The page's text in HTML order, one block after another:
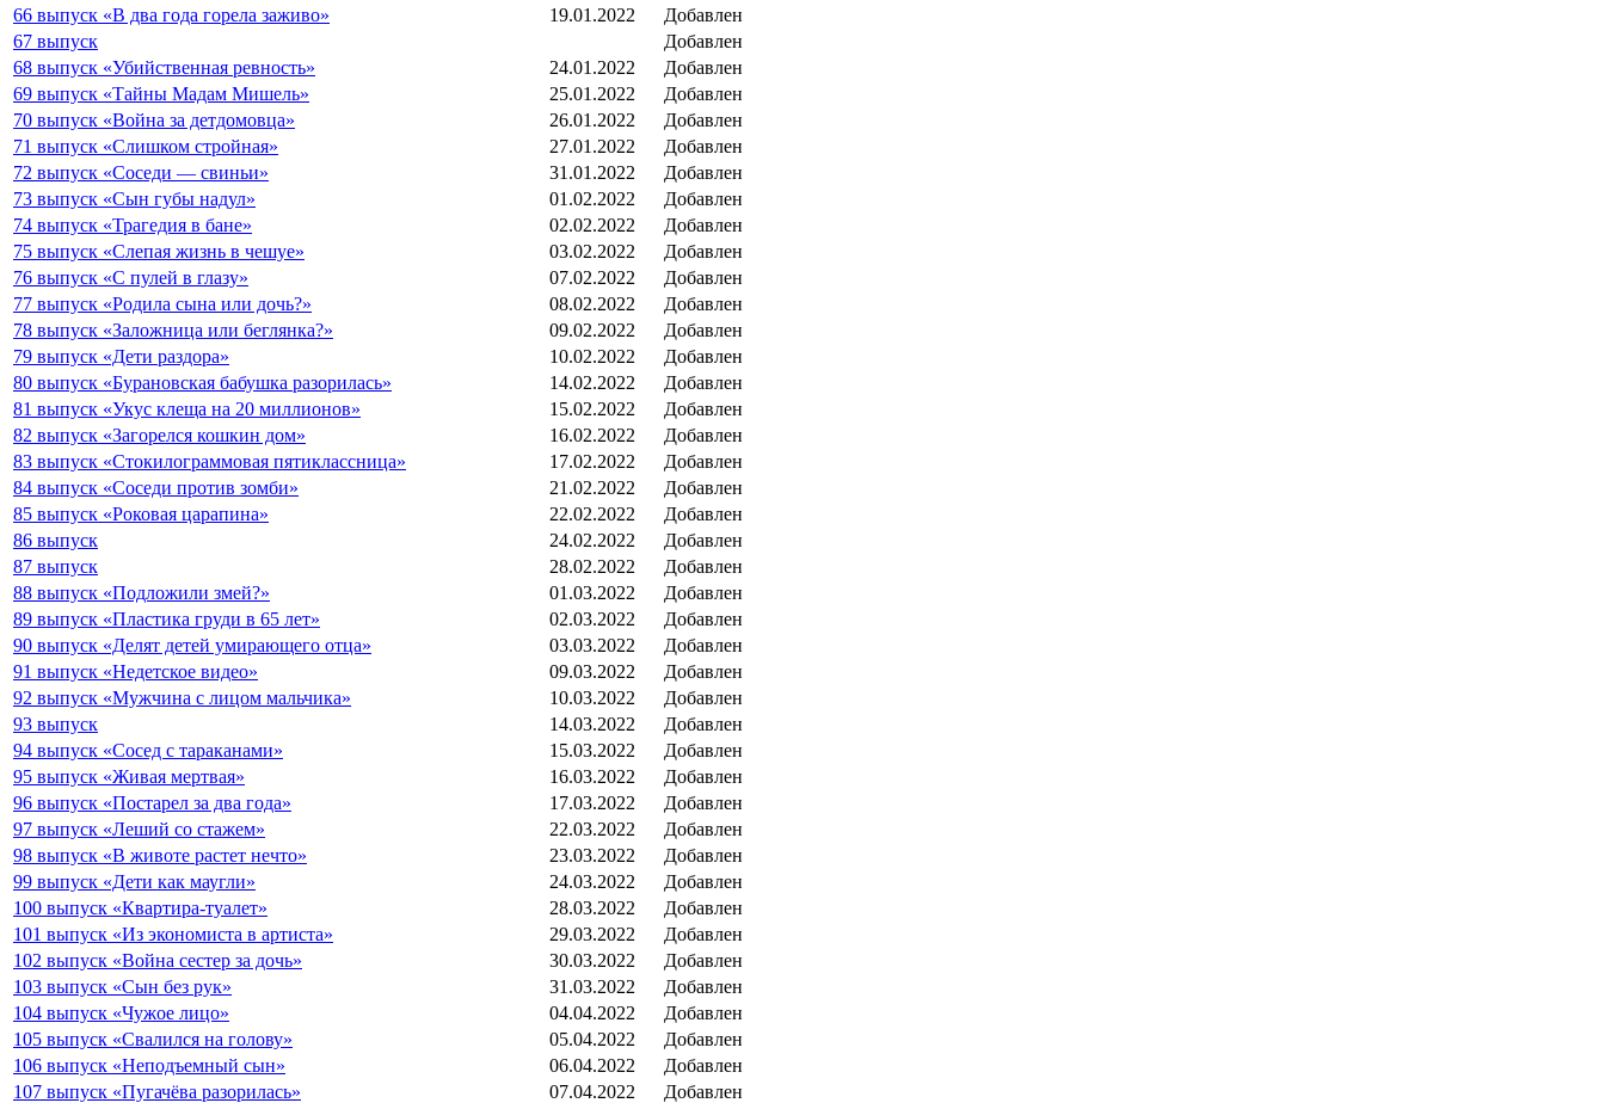
66 выпуск «В два года горела заживо»
19.01.2022
Добавлен
67 выпуск
Добавлен
68 выпуск «Убийственная ревность»
24.01.2022
Добавлен
69 выпуск «Тайны Мадам Мишель»
25.01.2022
Добавлен
70 выпуск «Война за детдомовца»
26.01.2022
Добавлен
71 выпуск «Слишком стройная»
27.01.2022
Добавлен
72 выпуск «Соседи — свиньи»
31.01.2022
Добавлен
73 выпуск «Сын губы надул»
01.02.2022
Добавлен
74 выпуск «Трагедия в бане»
02.02.2022
Добавлен
75 выпуск «Слепая жизнь в чешуе»
03.02.2022
Добавлен
76 выпуск «С пулей в глазу»
07.02.2022
Добавлен
77 выпуск «Родила сына или дочь?»
08.02.2022
Добавлен
78 выпуск «Заложница или беглянка?»
09.02.2022
Добавлен
79 выпуск «Дети раздора»
10.02.2022
Добавлен
80 выпуск «Бурановская бабушка разорилась»
14.02.2022
Добавлен
81 выпуск «Укус клеща на 20 миллионов»
15.02.2022
Добавлен
82 выпуск «Загорелся кошкин дом»
16.02.2022
Добавлен
83 выпуск «Стокилограммовая пятиклассница»
17.02.2022
Добавлен
84 выпуск «Соседи против зомби»
21.02.2022
Добавлен
85 выпуск «Роковая царапина»
22.02.2022
Добавлен
86 выпуск
24.02.2022
Добавлен
87 выпуск
28.02.2022
Добавлен
88 выпуск «Подложили змей?»
01.03.2022
Добавлен
89 выпуск «Пластика груди в 65 лет»
02.03.2022
Добавлен
90 выпуск «Делят детей умирающего отца»
03.03.2022
Добавлен
91 выпуск «Недетское видео»
09.03.2022
Добавлен
92 выпуск «Мужчина с лицом мальчика»
10.03.2022
Добавлен
93 выпуск
14.03.2022
Добавлен
94 выпуск «Сосед с тараканами»
15.03.2022
Добавлен
95 выпуск «Живая мертвая»
16.03.2022
Добавлен
96 выпуск «Постарел за два года»
17.03.2022
Добавлен
97 выпуск «Леший со стажем»
22.03.2022
Добавлен
98 выпуск «В животе растет нечто»
23.03.2022
Добавлен
99 выпуск «Дети как маугли»
24.03.2022
Добавлен
100 выпуск «Квартира-туалет»
28.03.2022
Добавлен
101 выпуск «Из экономиста в артиста»
29.03.2022
Добавлен
102 выпуск «Война сестер за дочь»
30.03.2022
Добавлен
103 выпуск «Сын без рук»
31.03.2022
Добавлен
104 выпуск «Чужое лицо»
04.04.2022
Добавлен
105 выпуск «Свалился на голову»
05.04.2022
Добавлен
106 выпуск «Неподъемный сын»
06.04.2022
Добавлен
107 выпуск «Пугачёва разорилась»
07.04.2022 Добавлен